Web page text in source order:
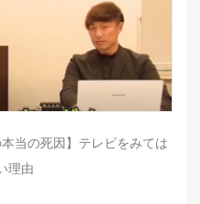
当の死因】テレビをみては
理由